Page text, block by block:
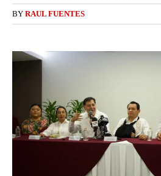
BY RAUL FUENTES